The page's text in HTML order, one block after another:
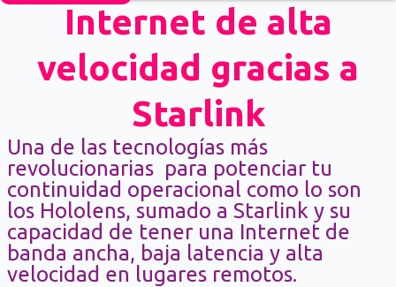
Internet de alta
velocidad gracias a
Starlink
Una de las tecnologías más
revolucionarias para potenciar tu
continuidad operacional como lo son
los Hololens, sumado a Starlink y su
capacidad de tener una Internet de
banda ancha, baja latencia y alta
velocidad en lugares remotos.